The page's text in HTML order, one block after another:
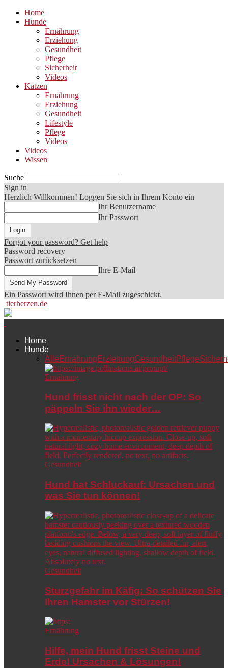
Home
Hunde
Ernährung
Erziehung
Gesundheit
Pflege
Sicherheit
Videos
Katzen
Ernährung
Erziehung
Gesundheit
Lifestyle
Pflege
Videos
Videos
Wissen
Suche
Sign in
Herzlich Willkommen! Loggen Sie sich in Ihrem Konto ein
Ihr Benutzername
Ihr Passwort
Forgot your password? Get help
Password recovery
Passwort zurücksetzen
Ihre E-Mail
Ein Passwort wird Ihnen per E-Mail zugeschickt.
tierherzen.de
Home
Hunde
Alle Ernährung ErziehungGesundheitPflege
Ernährung
Hund frisst nicht nach der OP: So
päppeln Sie ihn wieder…
Gesundheit
Hund hat Schluckauf: Ursachen und
was Sie tun können!
Gesundheit
Sturzgefahr im Käfig: So schützen Sie
Ihren Hamster vor Stürzen!
Ernährung
Hilfe, mein Hund frisst Steine und
Erde! Ursachen & Lösungen!